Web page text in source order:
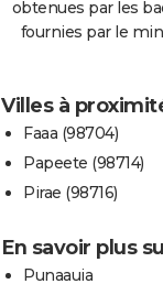
obtenues par les
fournies par le
Villes à
Faaa (98704)
Papeete (98714)
Pirae (98716)
En savoir plus
Punaauia